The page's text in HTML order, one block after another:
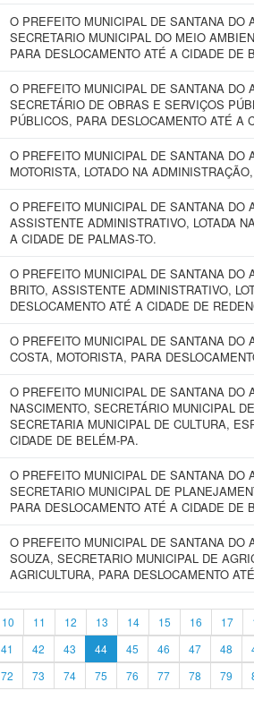
O PREFEITO MUNICIPAL DE SANTANA DO
SECRETARIO MUNICIPAL DO MEIO
PARA DESLOCAMENTO ATÉ A CIDADE DE
O PREFEITO MUNICIPAL DE SANTANA
SECRETÁRIO DE OBRAS E SERVIÇOS
PÚBLICOS, PARA DESLOCAMENTO ATÉ A
O PREFEITO MUNICIPAL DE SANTANA
MOTORISTA, LOTADO NA
O PREFEITO MUNICIPAL DE SANTANA DO
ASSISTENTE ADMINISTRATIVO, LOTADA
A CIDADE DE PALMAS-TO.
O PREFEITO MUNICIPAL DE SANTANA DO
BRITO, ASSISTENTE ADMINISTRATIVO,
DESLOCAMENTO ATÉ A CIDADE DE
O PREFEITO MUNICIPAL DE SANTANA
COSTA, MOTORISTA, PARA
O PREFEITO MUNICIPAL DE SANTANA
NASCIMENTO, SECRETÁRIO MUNICIPAL
SECRETARIA MUNICIPAL DE CULTURA,
CIDADE DE BELÉM-PA.
O PREFEITO MUNICIPAL DE SANTANA DO
SECRETARIO MUNICIPAL DE
PARA DESLOCAMENTO ATÉ A CIDADE DE
O PREFEITO MUNICIPAL DE SANTANA DO
SOUZA, SECRETARIO MUNICIPAL DE
AGRICULTURA, PARA DESLOCAMENTO
10 11 12 13 14 15 16 17
41 42 43 44 45 46 47 48
72 73 74 75 76 77 78 79